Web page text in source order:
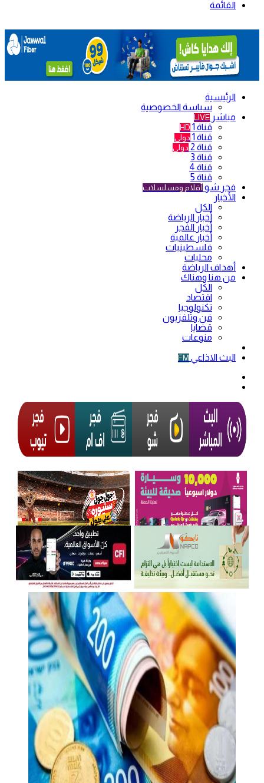
القائمة
الرئيسية
سياسة الخصوصية
مباشر LIVE
قناة 1 HD
قناة 1 دولي
قناة 2 دولي
قناة 3
قناة 4
قناة 5
فجر شو أفلام ومسلسلات
الأخبار
الكل
أخبار الرياضة
أخبار الفجر
أخبار عالمية
فلسطينيات
محليات
أهداف الرياضة
من هنا وهناك
الكل
اقتصاد
تكنولوجيا
فن وتلفزيون
قضايا
منوعات
البث الاذاعي FM